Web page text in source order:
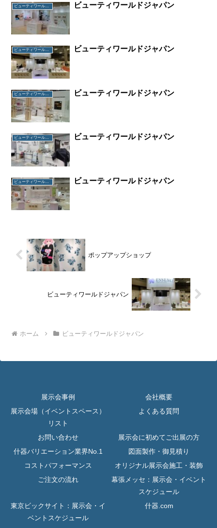
ビューティワールドジャパン ビューティワールドジャパン
ビューティワールドジャパン ビューティワールドジャパン
ビューティワールドジャパン ビューティワールドジャパン
ビューティワールドジャパン ビューティワールドジャパン
ビューティワールドジャパン ビューティワールドジャパン
ポップアップショップ
ビューティワールドジャパン
ホーム ビューティワールドジャパン
展示会事例
会社概要
展示会場（イベントスペース）
リスト
よくある質問
お問い合わせ
展示会に初めてご出展の方
什器バリエーション業界No.1
図面製作・御見積り
コストパフォーマンス
オリジナル展示会施工・装飾
ご注文の流れ
幕張メッセ：展示会・イベント
スケジュール
東京ビックサイト：展示会・イ
ベントスケジュール
什器.com